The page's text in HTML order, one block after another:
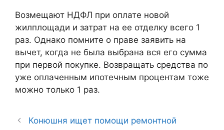
Возмещают НДФЛ при оплате новой
жилплощади и затрат на ее отделку всего 1
раз. Однако помните о праве заявить на
вычет, когда не была выбрана вся его сумма
при первой покупке. Возвращать средства по
уже оплаченным ипотечным процентам тоже
можно только 1 раз.
Конюшня ищет помощи ремонтной